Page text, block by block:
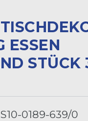
ESSEN
STÜCK
S10-0189-639/0